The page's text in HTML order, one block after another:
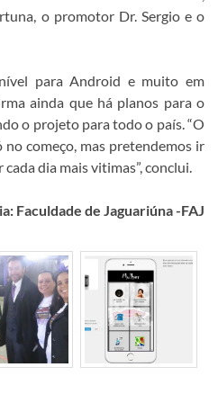
o promotor Dr. Sergio e o
para Android e muito em
ainda que há planos para o
o projeto para todo o país. “O
começo, mas pretendemos ir
dia mais vitimas”, conclui.
Faculdade de Jaguariúna -FAJ